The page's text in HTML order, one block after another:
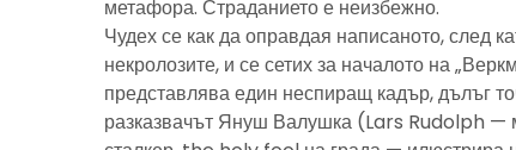
метафора. Страданието е неизбежно.
Чудех се как да оправдая написаното, след
некролозите, и се сетих за началото на
представлява един неспиращ кадър, дълъг
разказвачът Януш Валушка (Lars Rudolph